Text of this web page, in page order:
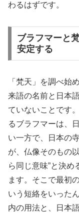
わるはずです。
ブラフマーと
安定する
「梵天」を調べ始
来語の名前と日本
ていないことです
るブラフマーは、
い一方で、日本の
が、仏像そのもの
ら同じ意味”と決め
ます。そこで最初
いう短絡をいった
内の用法と、日本